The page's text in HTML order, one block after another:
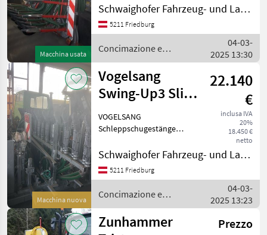
Macchina usata
Reihenabstand 250mm,
autom. Armklappung, el.
Steuerung - Jetzt noch bis
Schwaighofer Fahrzeug- und Landmaschinenbau GmbH.
5211 Friedburg
Concimazione e
irrigazione / Vogelsang
04-03-
2025 13:30
Macchina nuova
Vogelsang
Swing-Up3 Slide
7,5m
22.140
€
inclusa IVA
20%
18.450 €
netto
VOGELSANG
Schleppschugestänge
Exaktverteiler ECL30,
Transportbreite 2, 55m,
Reihenabstand 250mm,
Drop-Stop, Jetzt noch bi
Schwaighofer Fahrzeug- und Landmaschinenbau GmbH.
5211 Friedburg
Concimazione e
irrigazione / Vogelsang
04-03-
2025 13:23
Zunhammer
Prezzo